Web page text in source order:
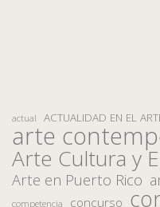
actual ACTUALIDAD EN EL
arte
Arte Cultura y
Arte en Puerto Rico
competencia concurso